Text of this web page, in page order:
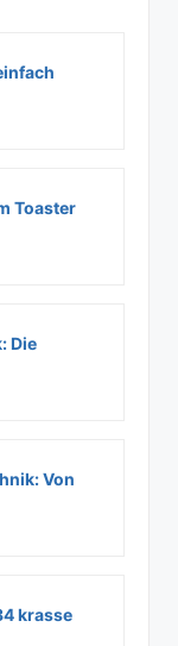
Toaster
Die
Von
krasse